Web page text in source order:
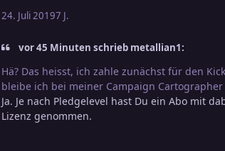
24. Juli 20197 J.
vor 45 Minuten schrieb metallian1:
Hä? Das heisst, ich zahle zunächst für den
bleibe ich bei meiner Campaign Cartographer
Ja. Je nach Pledgelevel hast Du ein Abo mit
Lizenz genommen.